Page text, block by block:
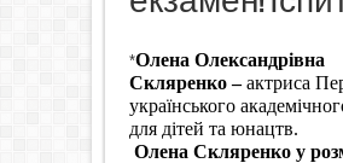
*Олена Олександрівна
Скляренко –актриса
українського
для дітей та юнацтв.
Олена Скляренко у